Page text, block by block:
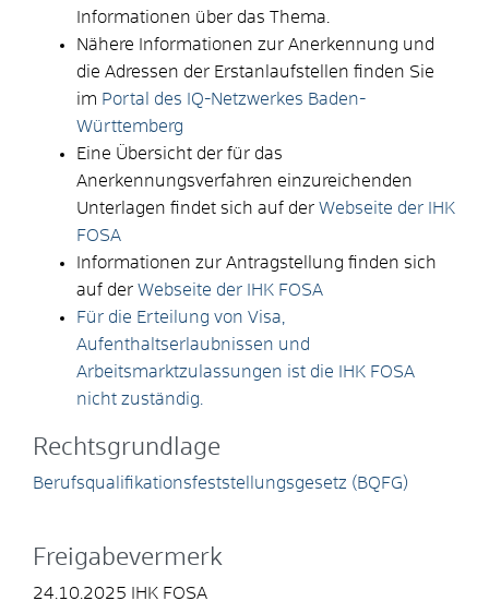
Informationen über das Thema.
Nähere Informationen zur Anerkennung und
die Adressen der Erstanlaufstellen finden Sie
im Portal des IQ-Netzwerkes Baden-
Württemberg
Eine Übersicht der für das
Anerkennungsverfahren einzureichenden
Unterlagen findet sich auf der Webseite der IHK
FOSA
Informationen zur Antragstellung finden sich
auf der Webseite der IHK FOSA
Für die Erteilung von Visa,
Aufenthaltserlaubnissen und
Arbeitsmarktzulassungen ist die IHK FOSA
nicht zuständig.
Rechtsgrundlage
Berufsqualifikationsfeststellungsgesetz (BQFG)
Freigabevermerk
24.10.2025 IHK FOSA